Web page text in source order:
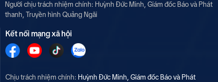
Người chịu trách nhiệm chính: Huỳnh Đức Minh, Giám đốc Báo và Phát
thanh, Truyền hình Quảng Ngãi
Kết nối mạng xã hội
Chịu trách nhiệm chính: Huỳnh Đức Minh, Giám đốc Báo và Phát